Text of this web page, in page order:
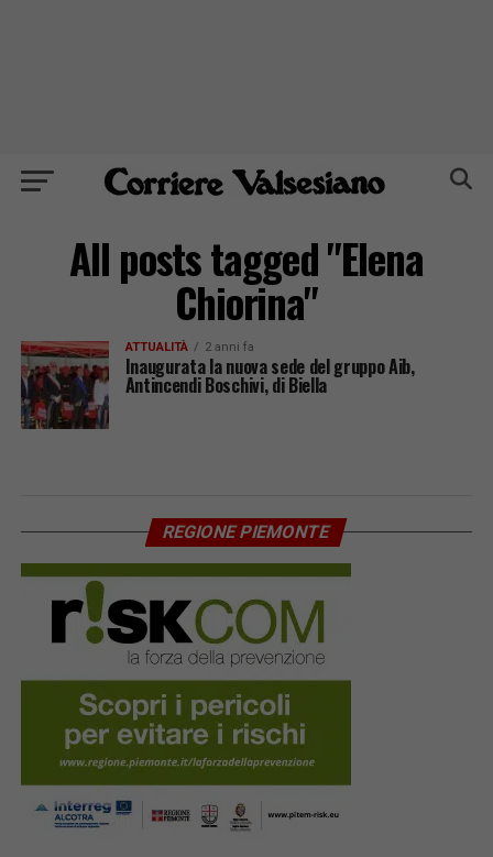
All posts tagged "Elena
Chiorina"
ATTUALITÀ 2 anni fa
Inaugurata la nuova sede del gruppo Aib,
Antincendi Boschivi, di Biella
REGIONE PIEMONTE